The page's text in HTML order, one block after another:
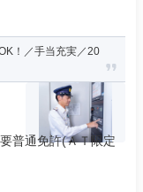
！／手当充実／20
普通免許(ＡＴ限定